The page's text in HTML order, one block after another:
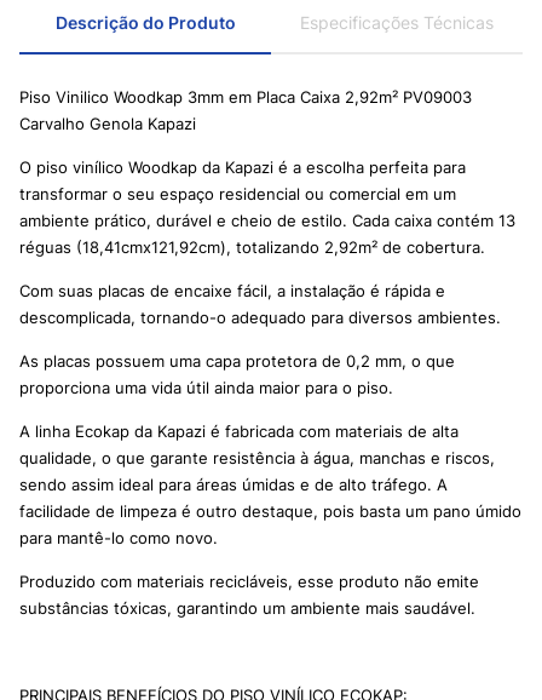
Descrição do Produto Especificações Técnicas
Piso Vinilico Woodkap 3mm em Placa Caixa 2,92m² PV09003
Carvalho Genola Kapazi
O piso vinílico Woodkap da Kapazi é a escolha perfeita para
transformar o seu espaço residencial ou comercial em um
ambiente prático, durável e cheio de estilo. Cada caixa contém 13
réguas (18,41cmx121,92cm), totalizando 2,92m² de cobertura.
Com suas placas de encaixe fácil, a instalação é rápida e
descomplicada, tornando-o adequado para diversos ambientes.
As placas possuem uma capa protetora de 0,2 mm, o que
proporciona uma vida útil ainda maior para o piso.
A linha Ecokap da Kapazi é fabricada com materiais de alta
qualidade, o que garante resistência à água, manchas e riscos,
sendo assim ideal para áreas úmidas e de alto tráfego. A
facilidade de limpeza é outro destaque, pois basta um pano úmido
para mantê-lo como novo.
Produzido com materiais recicláveis, esse produto não emite
substâncias tóxicas, garantindo um ambiente mais saudável.
PRINCIPAIS BENEFÍCIOS DO PISO VINÍLICO ECOKAP: